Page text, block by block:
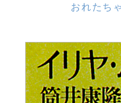
おれたち